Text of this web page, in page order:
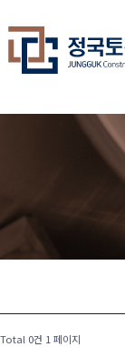
Total 0건 1 페이지